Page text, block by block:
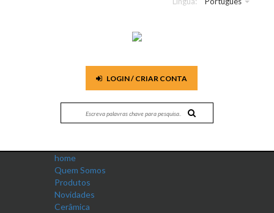
LOGIN / CRIAR CONTA
home
Quem Somos
Produtos
Novidades
Cerâmica